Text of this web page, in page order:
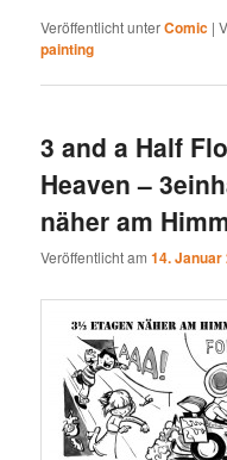
Veröffentlicht unterComic |
painting
3 and a Half
Heaven –
näher am
Veröffentlicht am14. Januar